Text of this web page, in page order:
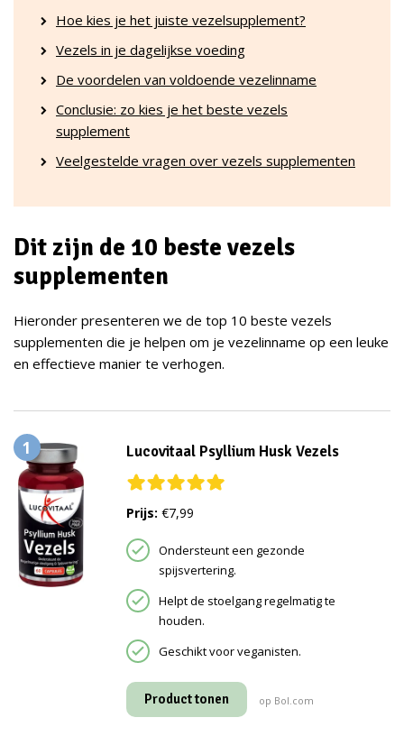
Hoe kies je het juiste vezelsupplement?
Vezels in je dagelijkse voeding
De voordelen van voldoende vezelinname
Conclusie: zo kies je het beste vezels
supplement
Veelgestelde vragen over vezels supplementen
Dit zijn de 10 beste vezels
supplementen
Hieronder presenteren we de top 10 beste vezels
supplementen die je helpen om je vezelinname op een leuke
en effectieve manier te verhogen.
1 Lucovitaal Psyllium Husk Vezels
Prijs: €7,99
Ondersteunt een gezonde
spijsvertering.
Helpt de stoelgang regelmatig te
houden.
Geschikt voor veganisten.
Product tonen op Bol.com